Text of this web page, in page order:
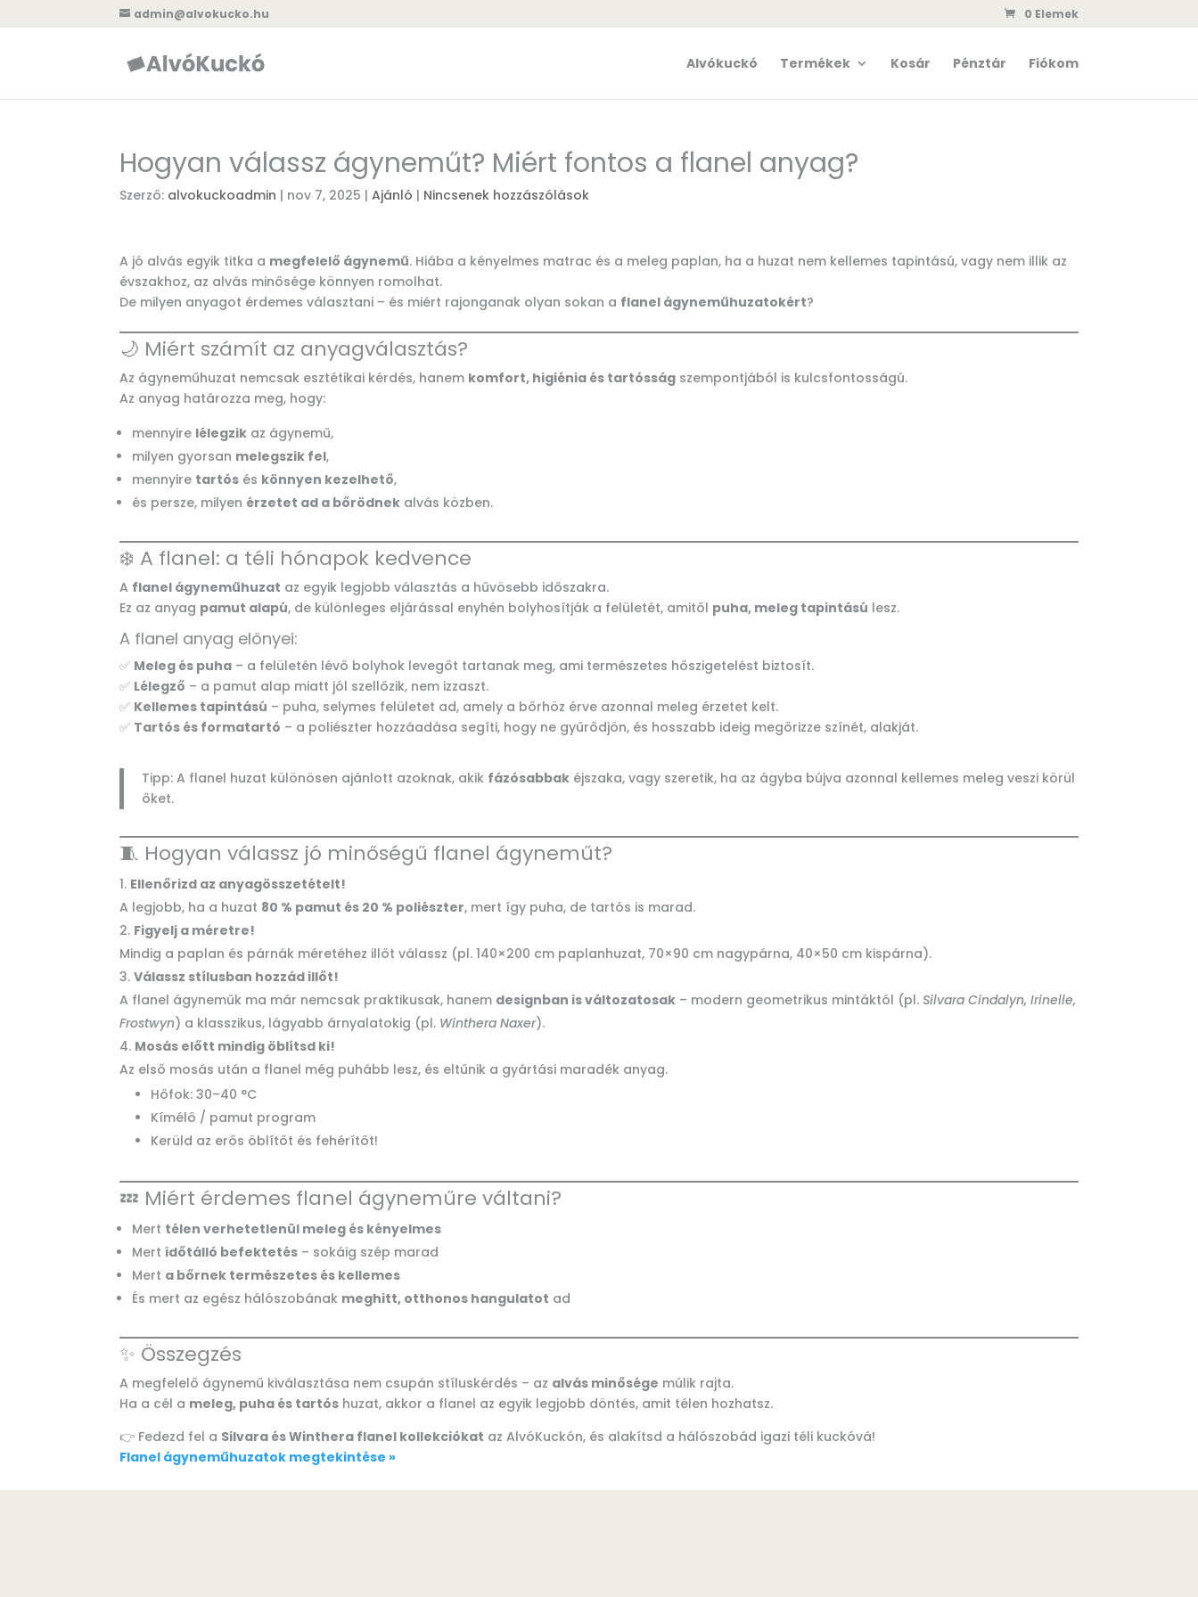
admin@alvokucko.hu 0 Elemek
Alvókuckó Termékek Kosár Pénztár Fiókom
Hogyan válassz ágyneműt? Miért fontos a flanel anyag?
Szerző: alvokuckoadmin | nov 7, 2025 |Ajánló | Nincsenek hozzászólások
A jó alvás egyik titka a megfelelő ágynemű. Hiába a kényelmes matrac és a meleg paplan, ha a huzat nem kellemes tapintású, vagy nem illik az
évszakhoz, az alvás minősége könnyen romolhat.
De milyen anyagot érdemes választani – és miért rajonganak olyan sokan a flanel ágyneműhuzatokért?
🌙 Miért számít az anyagválasztás?
Az ágyneműhuzat nemcsak esztétikai kérdés, hanem komfort, higiénia és tartósság szempontjából is kulcsfontosságú.
Az anyag határozza meg, hogy:
mennyire lélegzik az ágynemű,
milyen gyorsan melegszik fel,
mennyire tartós és könnyen kezelhető,
és persze, milyen érzetet ad a bőrödnek alvás közben.
❄️ A flanel: a téli hónapok kedvence
A flanel ágyneműhuzat az egyik legjobb választás a hűvösebb időszakra.
Ez az anyag pamut alapú, de különleges eljárással enyhén bolyhosítják a felületét, amitől puha, meleg tapintású lesz.
A flanel anyag előnyei:
✅ Meleg és puha – a felületén lévő bolyhok levegőt tartanak meg, ami természetes hőszigetelést biztosít.
✅ Lélegző – a pamut alap miatt jól szellőzik, nem izzaszt.
✅ Kellemes tapintású – puha, selymes felületet ad, amely a bőrhöz érve azonnal meleg érzetet kelt.
✅ Tartós és formatartó – a poliészter hozzáadása segíti, hogy ne gyűrődjön, és hosszabb ideig megőrizze színét, alakját.
Tipp: A flanel huzat különösen ajánlott azoknak, akik fázósabbak éjszaka, vagy szeretik, ha az ágyba bújva azonnal kellemes meleg veszi körül
őket.
🧵 Hogyan válassz jó minőségű flanel ágyneműt?
Ellenőrizd az anyagösszetételt!
A legjobb, ha a huzat 80 % pamut és 20 % poliészter, mert így puha, de tartós is marad.
Figyelj a méretre!
Mindig a paplan és párnák méretéhez illőt válassz (pl. 140×200 cm paplanhuzat, 70×90 cm nagypárna, 40×50 cm kispárna).
Válassz stílusban hozzád illőt!
A flanel ágyneműk ma már nemcsak praktikusak, hanem designban is változatosak – modern geometrikus mintáktól (pl.Silvara Cindalyn, Irinelle,
Frostwyn) a klasszikus, lágyabb árnyalatokig (pl. Winthera Naxer).
Mosás előtt mindig öblítsd ki!
Az első mosás után a flanel még puhább lesz, és eltűnik a gyártási maradék anyag.
Hőfok: 30–40 °C
Kímélő / pamut program
Kerüld az erős öblítőt és fehérítőt!
💤 Miért érdemes flanel ágyneműre váltani?
Mert télen verhetetlenül meleg és kényelmes
Mert időtálló befektetés – sokáig szép marad
Mert a bőrnek természetes és kellemes
És mert az egész hálószobának meghitt, otthonos hangulatot ad
✨ Összegzés
A megfelelő ágynemű kiválasztása nem csupán stíluskérdés – az alvás minősége múlik rajta.
Ha a cél a meleg, puha és tartós huzat, akkor a flanel az egyik legjobb döntés, amit télen hozhatsz.
👉 Fedezd fel a Silvara és Winthera flanel kollekciókat az AlvóKuckón, és alakítsd a hálószobád igazi téli kuckóvá!
Flanel ágyneműhuzatok megtekintése »